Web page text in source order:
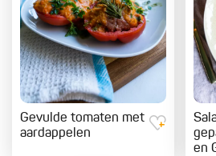
Gevulde tomaten met
aardappelen
en